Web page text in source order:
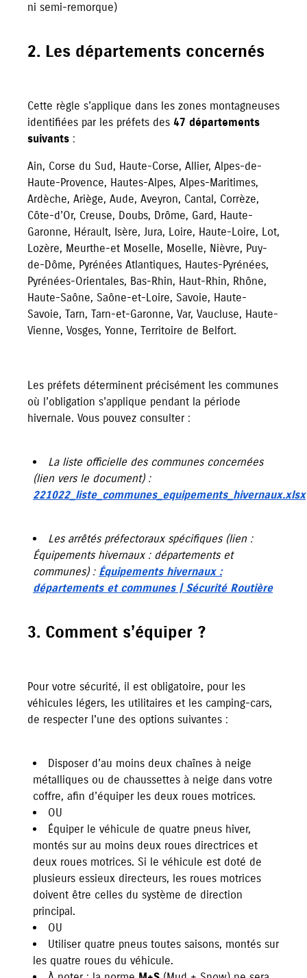
ni semi-remorque)
2. Les départements concernés
Cette règle s’applique dans les zones montagneuses
identifiées par les préfets des 47 départements
suivants :
Ain, Corse du Sud, Haute-Corse, Allier, Alpes-de-
Haute-Provence, Hautes-Alpes, Alpes-Maritimes,
Ardèche, Ariège, Aude, Aveyron, Cantal, Corrèze,
Côte-d’Or, Creuse, Doubs, Drôme, Gard, Haute-
Garonne, Hérault, Isère, Jura, Loire, Haute-Loire, Lot,
Lozère, Meurthe-et Moselle, Moselle, Nièvre, Puy-
de-Dôme, Pyrénées Atlantiques, Hautes-Pyrénées,
Pyrénées-Orientales, Bas-Rhin, Haut-Rhin, Rhône,
Haute-Saône, Saône-et-Loire, Savoie, Haute-
Savoie, Tarn, Tarn-et-Garonne, Var, Vaucluse, Haute-
Vienne, Vosges, Yonne, Territoire de Belfort.
Les préfets déterminent précisément les communes
où l’obligation s’applique pendant la période
hivernale. Vous pouvez consulter :
La liste officielle des communes concernées
(lien vers le document) :
221022_liste_communes_equipements_hivernaux.xlsx
Les arrêtés préfectoraux spécifiques (lien :
Équipements hivernaux : départements et
communes) : Équipements hivernaux :
départements et communes | Sécurité Routière
3. Comment s’équiper ?
Pour votre sécurité, il est obligatoire, pour les
véhicules légers, les utilitaires et les camping-cars,
de respecter l'une des options suivantes :
Disposer d’au moins deux chaînes à neige
métalliques ou de chaussettes à neige dans votre
coffre, afin d’équiper les deux roues motrices.
OU
Équiper le véhicule de quatre pneus hiver,
montés sur au moins deux roues directrices et
deux roues motrices. Si le véhicule est doté de
plusieurs essieux directeurs, les roues motrices
doivent être celles du système de direction
principal.
OU
Utiliser quatre pneus toutes saisons, montés sur
les quatre roues du véhicule.